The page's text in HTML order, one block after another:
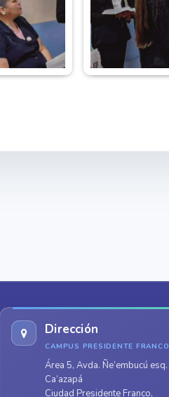
Dirección
CAMPUS PRESIDENTE FRANCO
Área 5, Avda. Ñe’embucú esq.
Ca’azapá
Ciudad Presidente Franco,